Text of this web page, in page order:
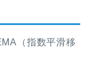
（指数平滑移